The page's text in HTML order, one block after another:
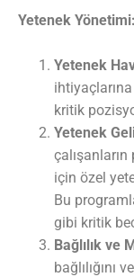
Yetenek Yönetimi:
Yetenek
kritik
Yetenek
için özel
Bu
gibi kritik
Bağlılık ve
bağlılığını